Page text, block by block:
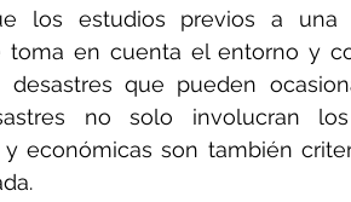
los estudios previos a una
toma en cuenta el entorno y
que pueden
no solo involucran
económicas son también